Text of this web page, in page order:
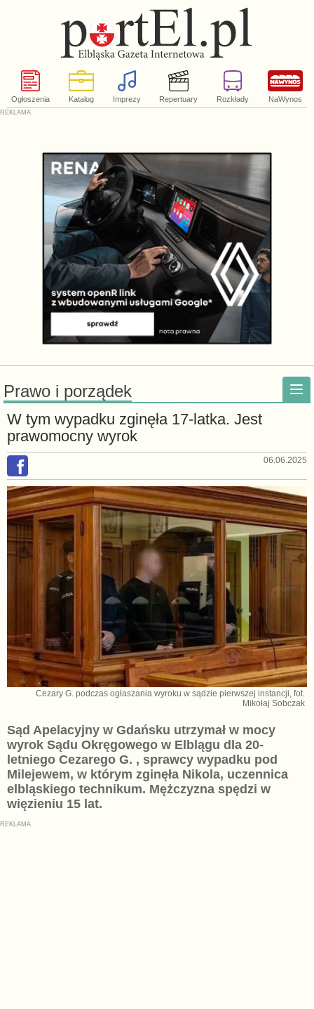
Ogłoszenia Katalog Imprezy Repertuary Rozkłady NaWynos
Prawo i porządek
W tym wypadku zginęła 17-latka. Jest
prawomocny wyrok
06.06.2025
Cezary G. podczas ogłaszania wyroku w sądzie pierwszej instancji, fot.
Mikołaj Sobczak
Sąd Apelacyjny w Gdańsku utrzymał w mocy
wyrok Sądu Okręgowego w Elblągu dla 20-
letniego Cezarego G. , sprawcy wypadku pod
Milejewem, w którym zginęła Nikola, uczennica
elbląskiego technikum. Mężczyzna spędzi w
więzieniu 15 lat.